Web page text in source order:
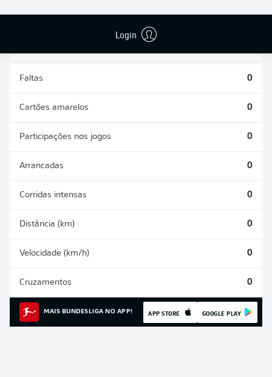
Login
Faltas 0
Cartões amarelos 0
Participações nos jogos 0
Arrancadas 0
Corridas intensas 0
Distância (km) 0
Velocidade (km/h) 0
Cruzamentos 0
MAIS BUNDESLIGA NO APP! APP STORE GOOGLE PLAY